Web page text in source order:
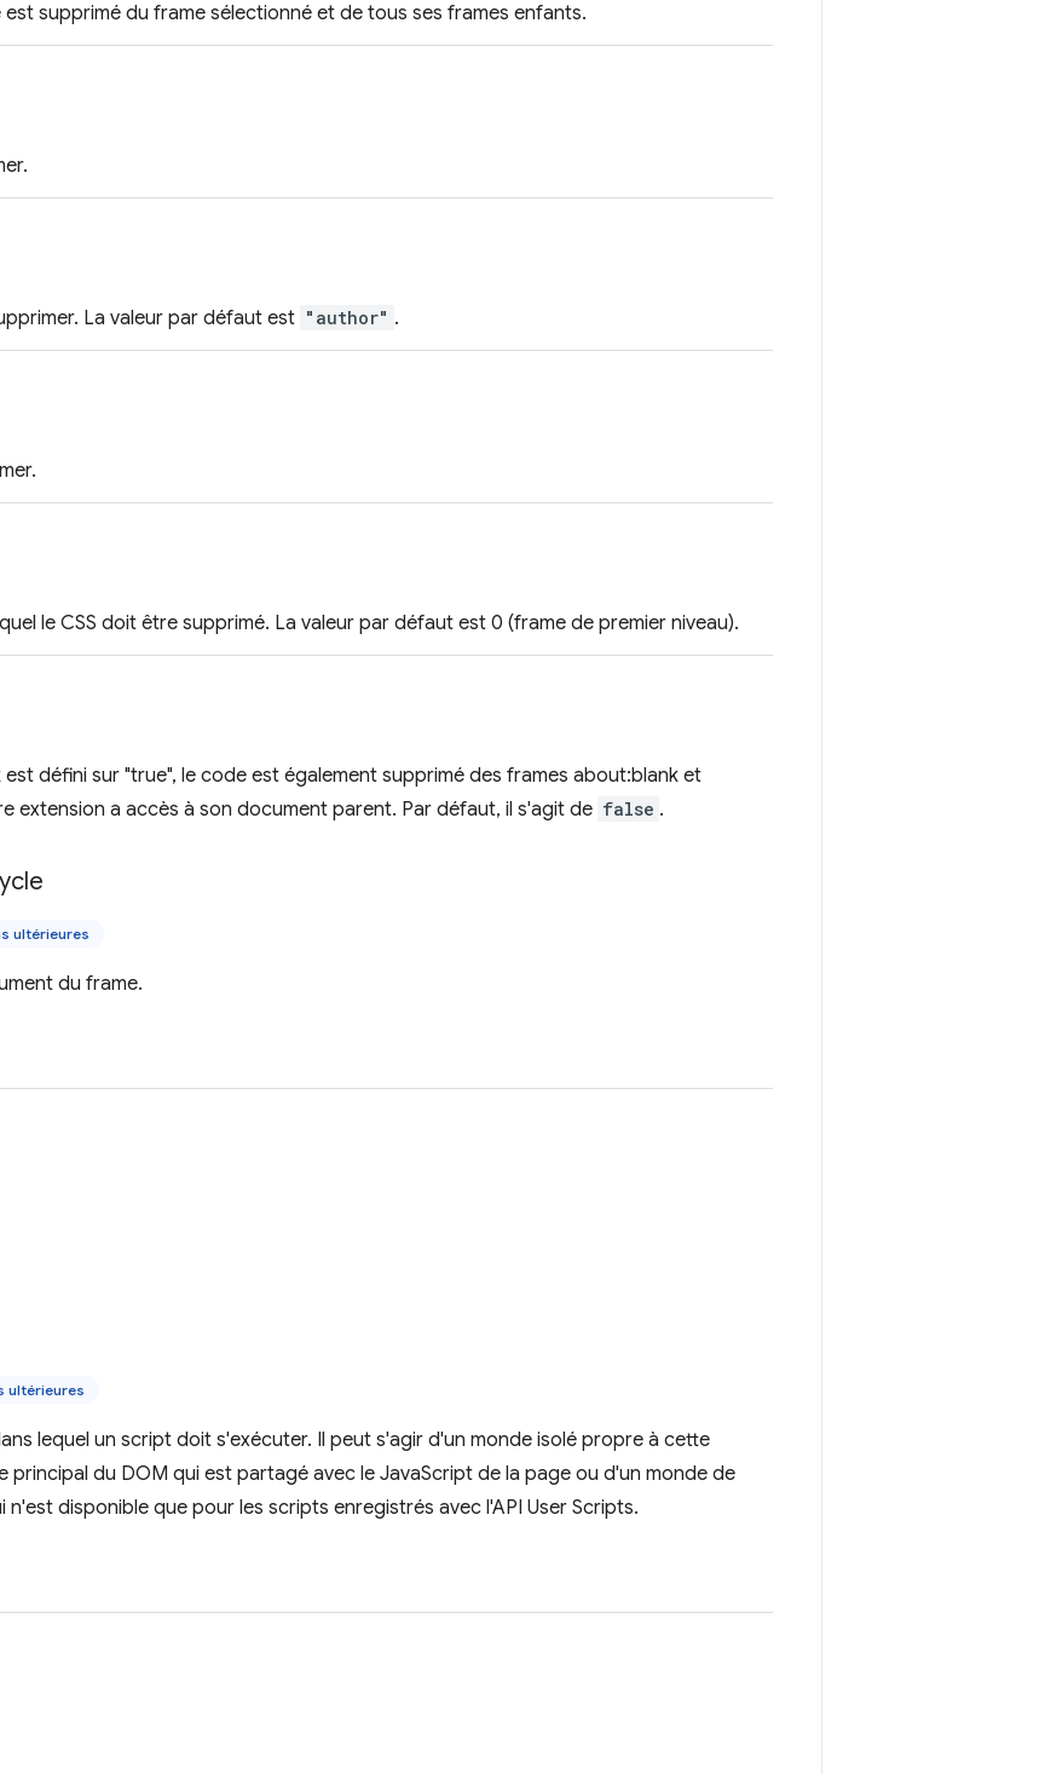
supprimé du frame sélectionné et de tous ses frames enfants.
La valeur par défaut est "author" .
le CSS doit être supprimé. La valeur par défaut est 0 (frame de premier niveau).
défini sur "true", le code est également supprimé des frames about:blank et
extension a accès à son document parent. Par défaut, il s'agit de false .
ultérieures
du frame.
ultérieures
lequel un script doit s'exécuter. Il peut s'agir d'un monde isolé propre à cette
principal du DOM qui est partagé avec le JavaScript de la page ou d'un monde de
n'est disponible que pour les scripts enregistrés avec l'API User Scripts.